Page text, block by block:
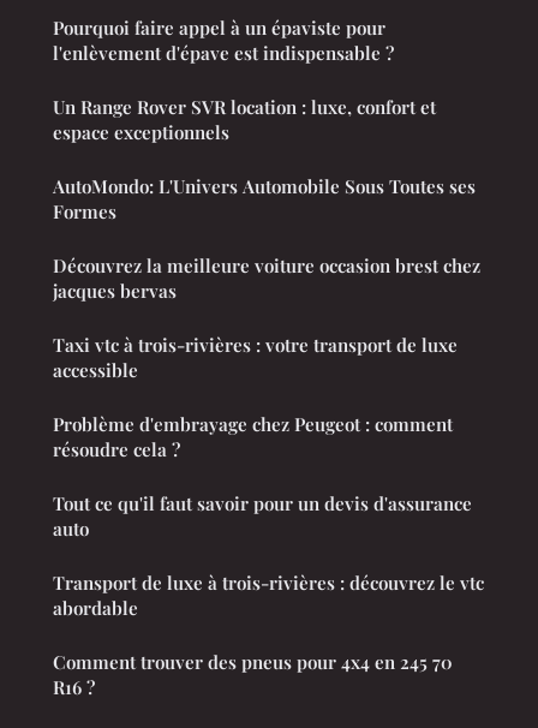
Pourquoi faire appel à un épaviste pour
l'enlèvement d'épave est indispensable ?
Un Range Rover SVR location : luxe, confort et
espace exceptionnels
AutoMondo: L'Univers Automobile Sous Toutes ses
Formes
Découvrez la meilleure voiture occasion brest chez
jacques bervas
Taxi vtc à trois-rivières : votre transport de luxe
accessible
Problème d'embrayage chez Peugeot : comment
résoudre cela ?
Tout ce qu'il faut savoir pour un devis d'assurance
auto
Transport de luxe à trois-rivières : découvrez le vtc
abordable
Comment trouver des pneus pour 4x4 en 245 70
R16 ?